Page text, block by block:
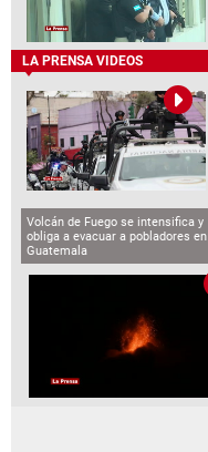
LA PRENSA VIDEOS
Volcán de Fuego se intensifica y
obliga a evacuar a pobladores en
Guatemala